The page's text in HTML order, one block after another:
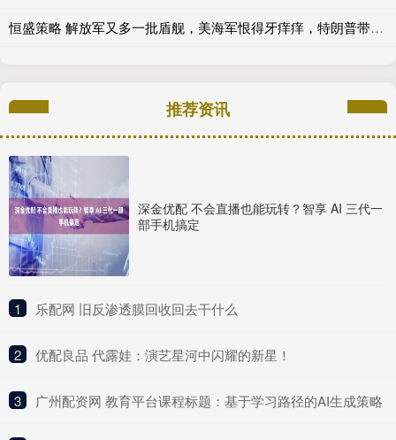
恒盛策略 解放军又多一批盾舰，美海军恨得牙痒痒，特朗普带人白忙活3个月_中国海军_造船_型驱逐舰
推荐资讯
深金优配 不会直播也能玩转？智享 AI 三代一
部手机搞定
1 ​乐配网 旧反渗透膜回收回去干什么
2 ​优配良品 代露娃：演艺星河中闪耀的新星！
3 ​广州配资网 教育平台课程标题：基于学习路径的AI生成策略